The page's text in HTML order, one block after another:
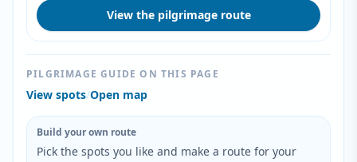
View the pilgrimage route
PILGRIMAGE GUIDE ON THIS PAGE
View spots/Open map
Build your own route
Pick the spots you like and make a route for your